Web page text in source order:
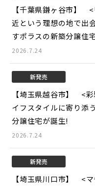
【千葉県鎌ヶ谷市】
近という理想の地で出
すポラスの新築分譲住
2026.7.24
新発売
【埼玉県越谷市】 <
イフスタイルに寄り添
分譲住宅が誕生!
2026.7.24
新発売
【埼玉県川口市】 <